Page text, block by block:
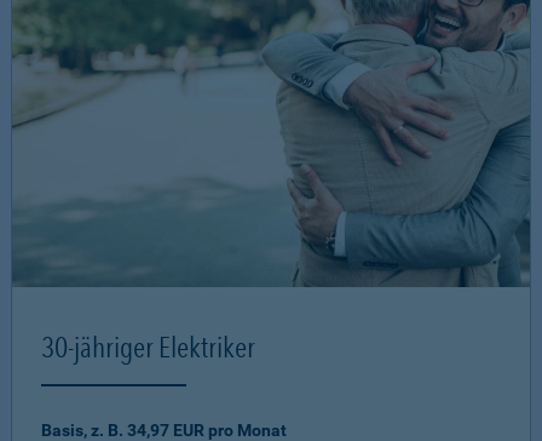
30-jähriger Elektriker
Basis, z. B. 34,97 EUR pro Monat